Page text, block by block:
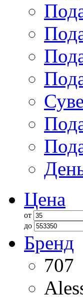
Цена
от
до
Бренд
707